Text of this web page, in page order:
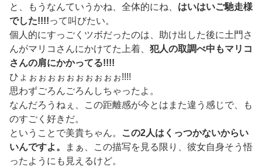
と、もうなんていうかね、全体的にね、 はいはいご馳走様
でした!!!!って叫びたい。
個人的にすっごくツボだったのは、助け出した後に土門さ
んがマリコさんにかけてた上着、 犯人の取調べ中もマリコ
さんの肩にかかってる!!!!
ひょぉぉぉぉぉぉぉぉぉぉ!!!!
思わずごろんごろんしちゃったよ。
なんだろうねぇ、この距離感が今とはまた違う感じで、も
のすごく好きだ。
ということで美貴ちゃん。
この2人はくっつかないからい
いんですよ。
まぁ、この描写を見る限り、彼女自身そう悟
ったようにも見えるけど。